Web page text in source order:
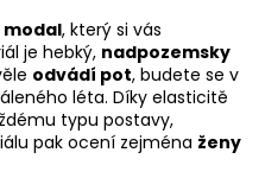
, který si vás
je hebký, nadpozemsky
odvádí pot, budete se v
léta. Díky elasticitě
typu postavy,
pak ocení zejména ženy